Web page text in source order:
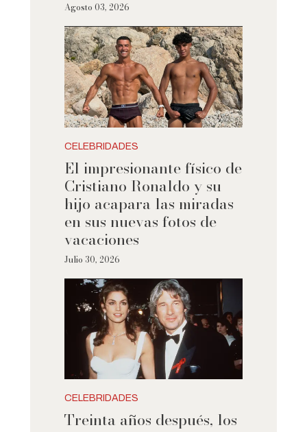
Agosto 03, 2026
CELEBRIDADES
El impresionante físico de
Cristiano Ronaldo y su
hijo acapara las miradas
en sus nuevas fotos de
vacaciones
Julio 30, 2026
CELEBRIDADES
Treinta años después, los